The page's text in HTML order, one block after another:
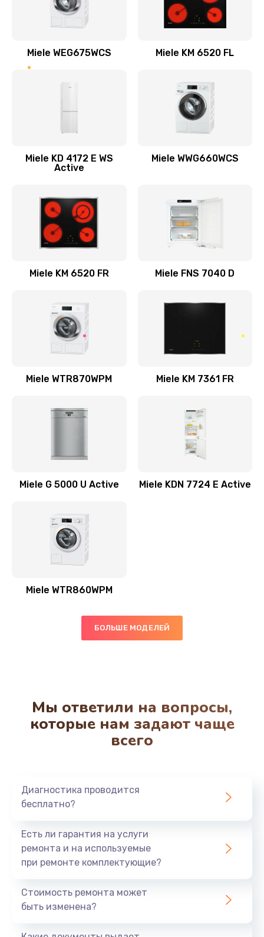
Miele WEG675WCS Miele KM 6520 FL
Miele KD 4172 E WS
Active
Miele WWG660WCS
Miele KM 6520 FR Miele FNS 7040 D
Miele WTR870WPM Miele KM 7361 FR
Miele G 5000 U Active Miele KDN 7724 E Active
Miele WTR860WPM
БОЛЬШЕ МОДЕЛЕЙ
Мы ответили на вопросы,
которые нам задают чаще
всего
Диагностика проводится
бесплатно?
Есть ли гарантия на услуги
ремонта и на используемые
при ремонте комплектующие?
Стоимость ремонта может
быть изменена?